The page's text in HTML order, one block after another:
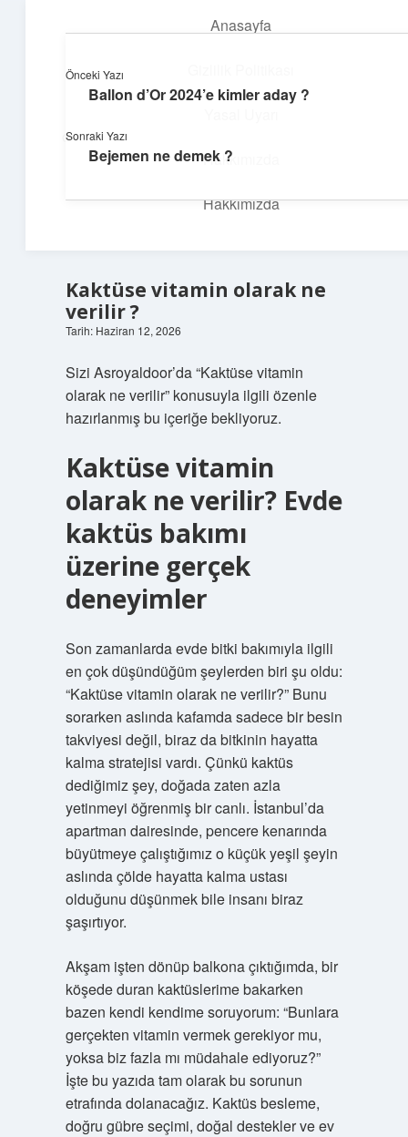
Anasayfa
Hakkımızda
Hakkımızda
İlham Veren Köşeler
Günlük yaşamdan pratik fikirler ve sıradışı keşifler burada.
Kaktüse vitamin olarak ne
verilir ?
Tarih: Haziran 12, 2026
Sizi Asroyaldoor’da “Kaktüse vitamin
olarak ne verilir” konusuyla ilgili özenle
hazırlanmış bu içeriğe bekliyoruz.
Kaktüse vitamin
olarak ne verilir? Evde
kaktüs bakımı
üzerine gerçek
deneyimler
Son zamanlarda evde bitki bakımıyla ilgili
en çok düşündüğüm şeylerden biri şu oldu:
“Kaktüse vitamin olarak ne verilir?” Bunu
sorarken aslında kafamda sadece bir besin
takviyesi değil, biraz da bitkinin hayatta
kalma stratejisi vardı. Çünkü kaktüs
dediğimiz şey, doğada zaten azla
yetinmeyi öğrenmiş bir canlı. İstanbul’da
apartman dairesinde, pencere kenarında
büyütmeye çalıştığımız o küçük yeşil şeyin
aslında çölde hayatta kalma ustası
olduğunu düşünmek bile insanı biraz
şaşırtıyor.
Akşam işten dönüp balkona çıktığımda, bir
köşede duran kaktüslerime bakarken
bazen kendi kendime soruyorum: “Bunlara
gerçekten vitamin vermek gerekiyor mu,
yoksa biz fazla mı müdahale ediyoruz?”
İşte bu yazıda tam olarak bu sorunun
etrafında dolanacağız. Kaktüs besleme,
doğru gübre seçimi, doğal destekler ve ev
Önceki Yazı
Ballon d’Or 2024’e kimler aday ?
Sonraki Yazı
Bejemen ne demek ?